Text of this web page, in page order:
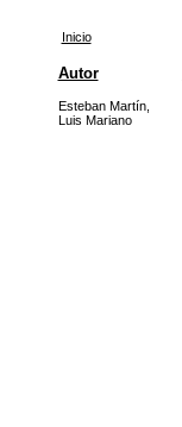
Inicio
Autor
Esteban Martín,
Luis Mariano